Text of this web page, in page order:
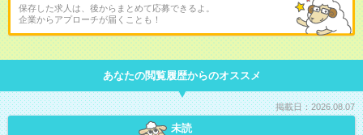
保存した求人は、後からまとめて応募できるよ。
企業からアプローチが届くことも！
あなたの閲覧履歴からのオススメ
掲載日：2026.08.07
未読